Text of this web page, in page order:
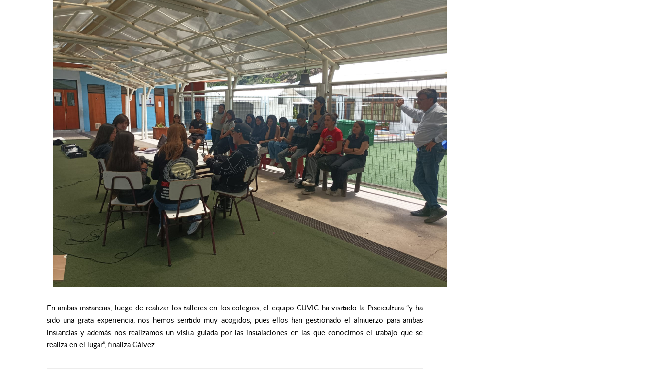
En ambas instancias, luego de realizar los talleres en los colegios, el equipo CUVIC ha visitado la Piscicultura “y ha
sido una grata experiencia, nos hemos sentido muy acogidos, pues ellos han gestionado el almuerzo para ambas
instancias y además nos realizamos un visita guiada por las instalaciones en las que conocimos el trabajo que se
realiza en el lugar”, finaliza Gálvez.